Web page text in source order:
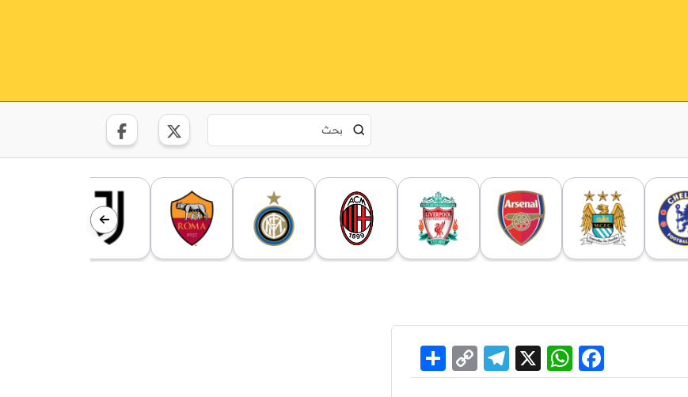
Facebook
WhatsApp
X
Telegram
Copy
Link